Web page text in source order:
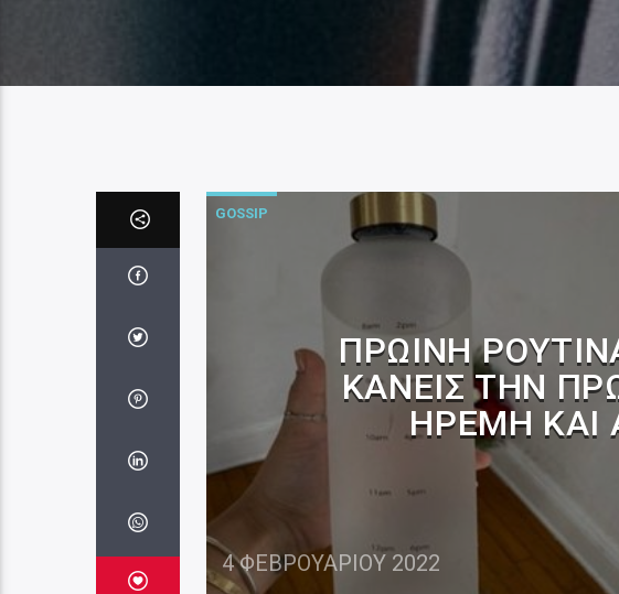
GOSSIP
ΠΡΩΙΝΉ
ΚΆΝΕΙΣ ΤΗΝ
ΉΡΕΜΗ ΚΑΙ
4 ΦΕΒΡΟΥΑΡΊΟΥ 2022